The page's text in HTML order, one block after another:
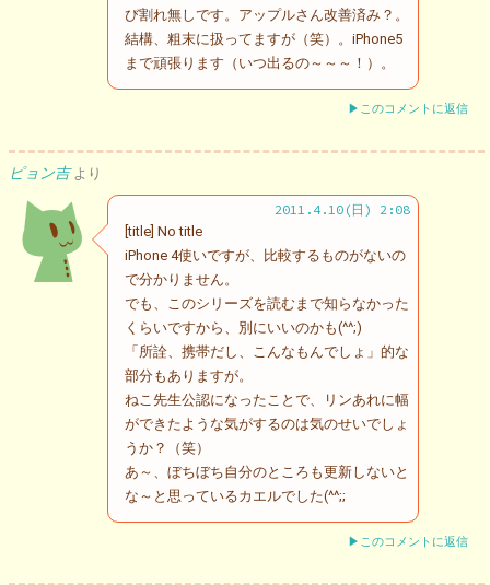
び割れ無しです。アップルさん改善済み？。
結構、粗末に扱ってますが（笑）。iPhone5
まで頑張ります（いつ出るの～～～！）。
▶このコメントに返信
ピョン吉 より
2011.4.10(日) 2:08
[title] No title
iPhone 4使いですが、比較するものがないの
で分かりません。
でも、このシリーズを読むまで知らなかった
くらいですから、別にいいのかも(^^;)
「所詮、携帯だし、こんなもんでしょ」的な
部分もありますが。
ねこ先生公認になったことで、リンあれに幅
ができたような気がするのは気のせいでしょ
うか？（笑）
あ～、ぼちぼち自分のところも更新しないと
な～と思っているカエルでした(^^;;
▶このコメントに返信